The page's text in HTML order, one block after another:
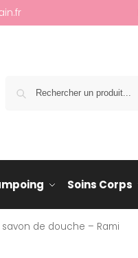
Soins Corps
savon de douche – Rami